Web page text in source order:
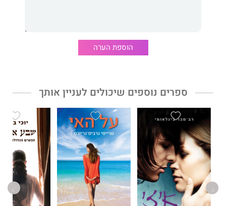
הוספת הערה
ספרים נוספים שיכולים לעניין אותך